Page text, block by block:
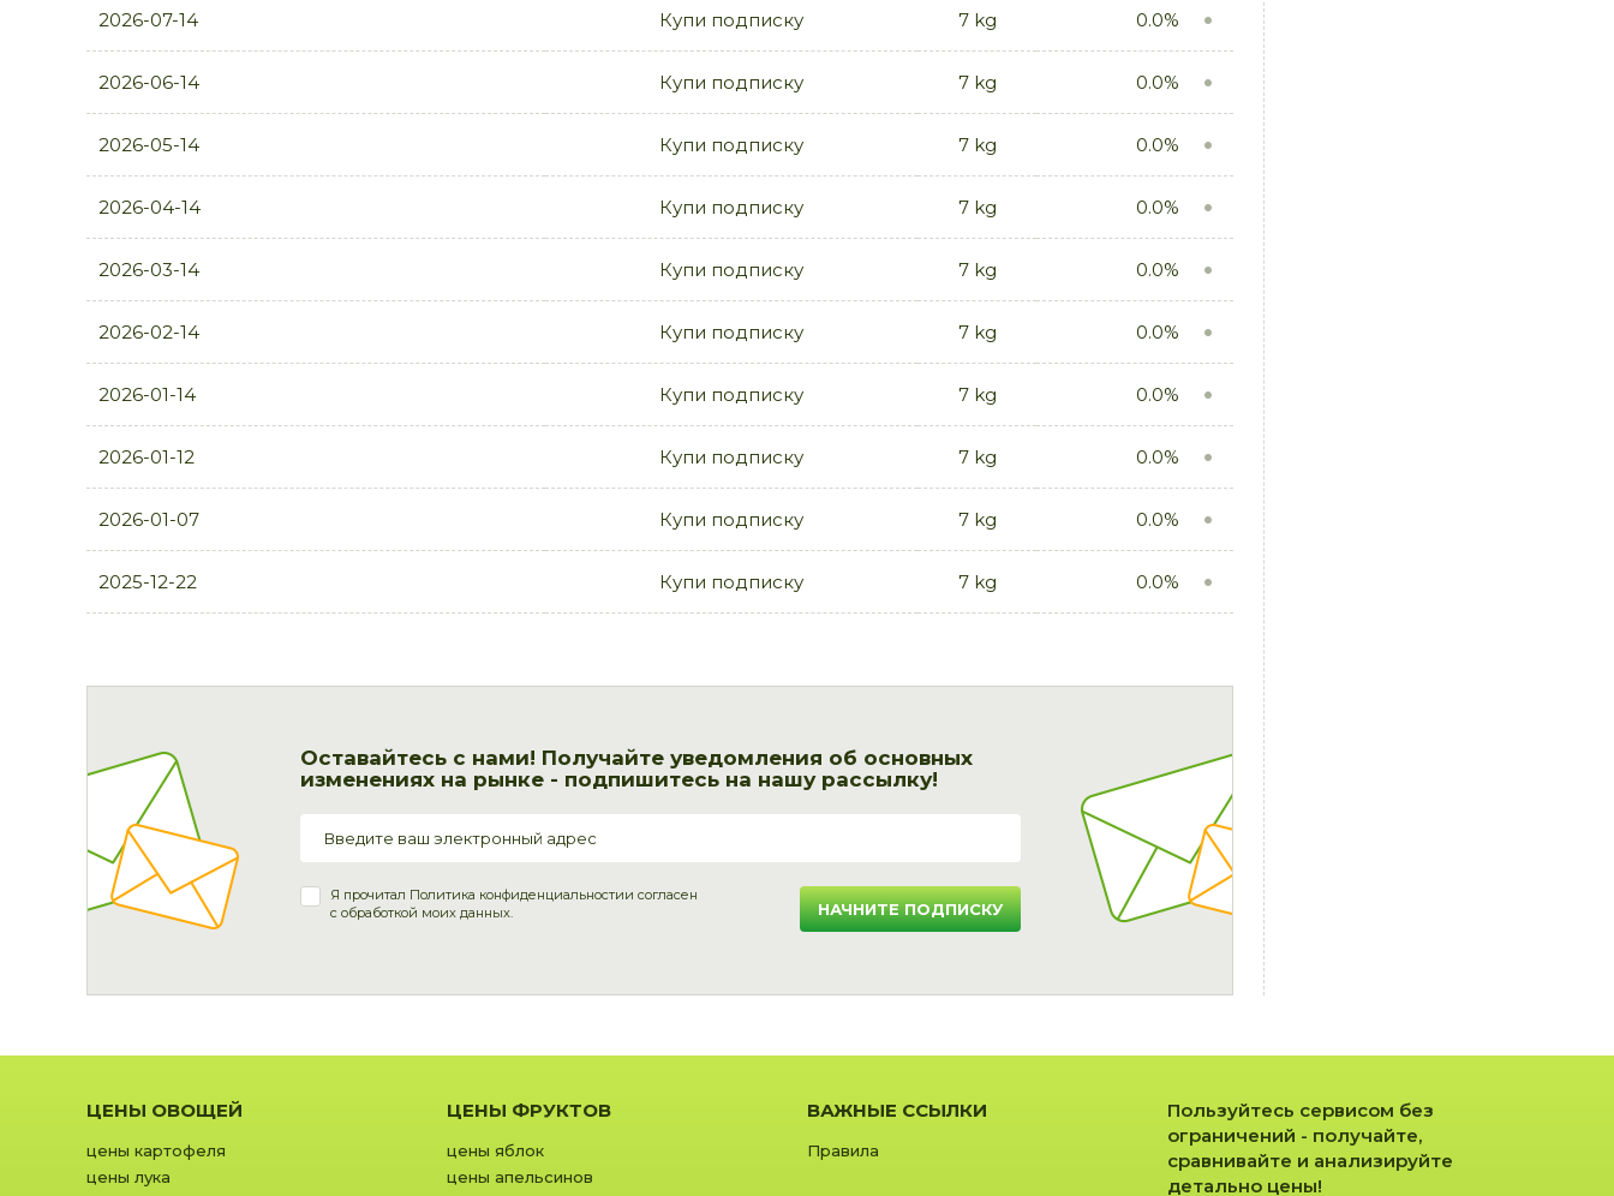
2026-07-14 Купи подписку 7 kg 0.0%
2026-06-14 Купи подписку 7 kg 0.0%
2026-05-14 Купи подписку 7 kg 0.0%
2026-04-14 Купи подписку 7 kg 0.0%
2026-03-14 Купи подписку 7 kg 0.0%
2026-02-14 Купи подписку 7 kg 0.0%
2026-01-14 Купи подписку 7 kg 0.0%
2026-01-12 Купи подписку 7 kg 0.0%
2026-01-07 Купи подписку 7 kg 0.0%
2025-12-22 Купи подписку 7 kg 0.0%
Оставайтесь с нами! Получайте уведомления об основных
изменениях на рынке - подпишитесь на нашу рассылку!
Я прочитал Политика конфиденциальностии согласен
с обработкой моих данных.
НАЧНИТЕ ПОДПИСКУ
ЦЕНЫ ОВОЩЕЙ
цены картофеля
цены лука
ЦЕНЫ ФРУКТОВ
цены яблок
цены апельсинов
ВАЖНЫЕ ССЫЛКИ
Правила
Пользуйтесь сервисом без
ограничений - получайте,
сравнивайте и анализируйте
детально цены!